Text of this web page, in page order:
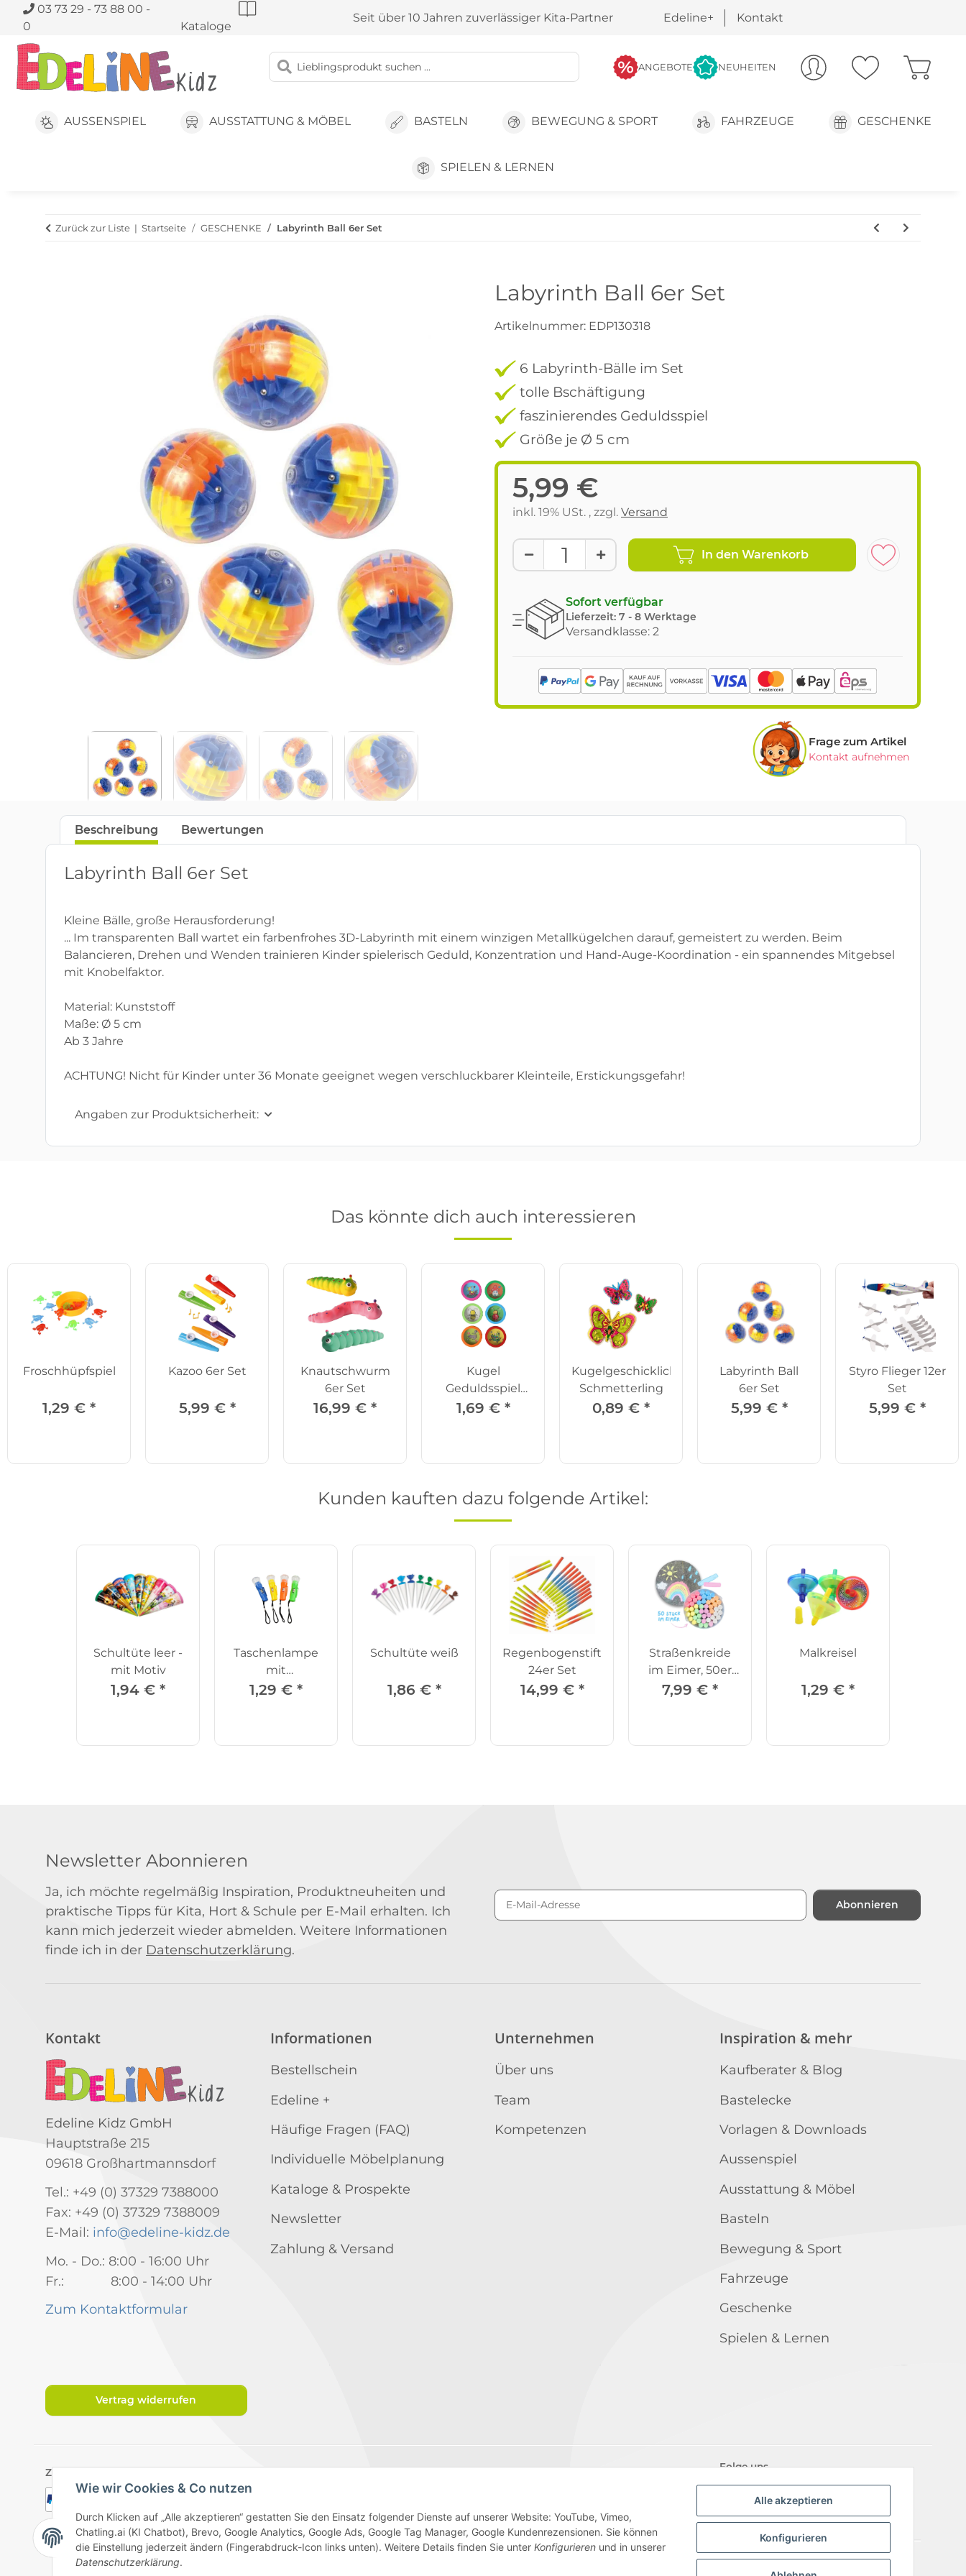
Alle akzeptieren
Konfigurieren
Wie wir Cookies & Co nutzen
Durch Klicken auf „Alle akzeptieren“ gestatten Sie den Einsatz folgender Dienste auf unserer Website: YouTube, Vimeo,
Chatling.ai (KI Chatbot), Brevo, Google Analytics, Google Ads, Google Tag Manager, Google Kundenrezensionen. Sie können
die Einstellung jederzeit ändern (Fingerabdruck-Icon links unten). Weitere Details finden Sie unter Konfigurieren und in unserer
Datenschutzerklärung.
03 73 29 - 73 88 00 -
0
Kataloge
Seit über 10 Jahren zuverlässiger Kita-Partner Edeline+ Kontakt
ANGEBOTE NEUHEITEN
AUSSENSPIEL AUSSTATTUNG & MÖBEL BASTELN BEWEGUNG & SPORT FAHRZEUGE GESCHENKE
SPIELEN & LERNEN
Zurück zur Liste Startseite GESCHENKE Labyrinth Ball 6er Set
Labyrinth Ball 6er Set
Artikelnummer: EDP130318
6 Labyrinth-Bälle im Set
tolle Bschäftigung
faszinierendes Geduldsspiel
Größe je Ø 5 cm
5,99 €
inkl. 19% USt. , zzgl. Versand
In den Warenkorb
Sofort verfügbar
Lieferzeit: 7 - 8 Werktage
Versandklasse: 2
Frage zum Artikel
Kontakt aufnehmen
Beschreibung Bewertungen
Labyrinth Ball 6er Set
Kleine Bälle, große Herausforderung!
... Im transparenten Ball wartet ein farbenfrohes 3D-Labyrinth mit einem winzigen Metallkügelchen darauf, gemeistert zu werden. Beim
Balancieren, Drehen und Wenden trainieren Kinder spielerisch Geduld, Konzentration und Hand-Auge-Koordination - ein spannendes Mitgebsel
mit Knobelfaktor.
Material: Kunststoff
Maße: Ø 5 cm
Ab 3 Jahre
ACHTUNG! Nicht für Kinder unter 36 Monate geeignet wegen verschluckbarer Kleinteile, Erstickungsgefahr!
Angaben zur Produktsicherheit:
Das könnte dich auch interessieren
Froschhüpfspiel
1,29 € *
Kazoo 6er Set
5,99 € *
Knautschwurm
6er Set
16,99 € *
Kugel
Geduldsspiel
rund
1,69 € *
Kugelgeschicklichkeitsspiel
Schmetterling
0,89 € *
Labyrinth Ball
6er Set
5,99 € *
Styro Flieger 12er
Set
5,99 € *
Kunden kauften dazu folgende Artikel:
Schultüte leer -
mit Motiv
1,94 € *
Taschenlampe
mit
Anhängeband
1,29 € *
Schultüte weiß
1,86 € *
Regenbogenstift,
24er Set
14,99 € *
Straßenkreide
im Eimer, 50er
Set
7,99 € *
Malkreisel
1,29 € *
Newsletter Abonnieren
Ja, ich möchte regelmäßig Inspiration, Produktneuheiten und
praktische Tipps für Kita, Hort & Schule per E-Mail erhalten. Ich
kann mich jederzeit wieder abmelden. Weitere Informationen
finde ich in der Datenschutzerklärung.
Abonnieren
Kontakt
Edeline Kidz GmbH
Hauptstraße 215
09618 Großhartmannsdorf
Tel.: +49 (0) 37329 7388000
Fax: +49 (0) 37329 7388009
E-Mail: info@edeline-kidz.de
Mo. - Do.: 8:00 - 16:00 Uhr
Fr.: 8:00 - 14:00 Uhr
Zum Kontaktformular
Informationen
Bestellschein
Edeline +
Häufige Fragen (FAQ)
Individuelle Möbelplanung
Kataloge & Prospekte
Newsletter
Zahlung & Versand
Unternehmen
Über uns
Team
Kompetenzen
Inspiration & mehr
Kaufberater & Blog
Bastelecke
Vorlagen & Downloads
Aussenspiel
Ausstattung & Möbel
Basteln
Bewegung & Sport
Fahrzeuge
Geschenke
Spielen & Lernen
Vertrag widerrufen
Zahlungsarten Folge uns